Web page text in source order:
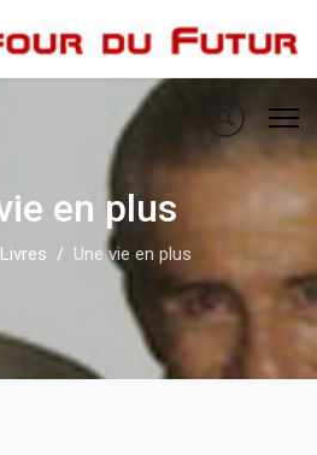
en plus
Livres Une vie en plus